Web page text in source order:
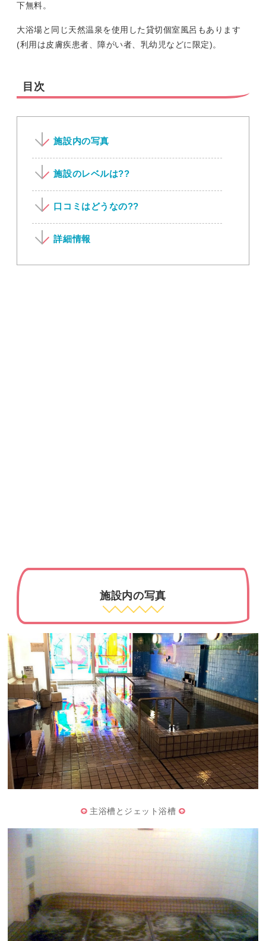
下無料。
大浴場と同じ天然温泉を使用した貸切個室風呂もあります
(利用は皮膚疾患者、障がい者、乳幼児などに限定)。
目次
施設内の写真
施設のレベルは??
口コミはどうなの??
詳細情報
施設内の写真
主浴槽とジェット浴槽